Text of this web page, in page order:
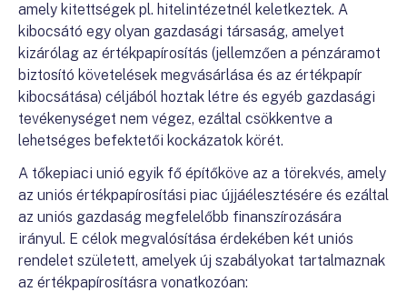
amely kitettségek pl. hitelintézetnél keletkeztek. A
kibocsátó egy olyan gazdasági társaság, amelyet
kizárólag az értékpapírosítás (jellemzően a pénzáramot
biztosító követelések megvásárlása és az értékpapír
kibocsátása) céljából hoztak létre és egyéb gazdasági
tevékenységet nem végez, ezáltal csökkentve a
lehetséges befektetői kockázatok körét.
A tőkepiaci unió egyik fő építőköve az a törekvés, amely
az uniós értékpapírosítási piac újjáélesztésére és ezáltal
az uniós gazdaság megfelelőbb finanszírozására
irányul. E célok megvalósítása érdekében két uniós
rendelet született, amelyek új szabályokat tartalmaznak
az értékpapírosításra vonatkozóan: